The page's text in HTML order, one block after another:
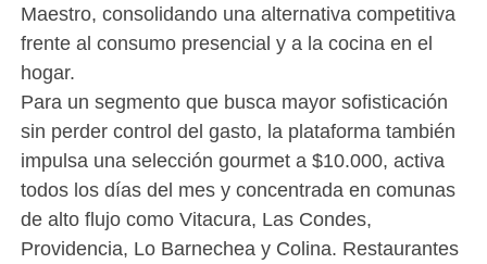
Maestro, consolidando una alternativa competitiva
frente al consumo presencial y a la cocina en el
hogar.
Para un segmento que busca mayor sofisticación
sin perder control del gasto, la plataforma también
impulsa una selección gourmet a $10.000, activa
todos los días del mes y concentrada en comunas
de alto flujo como Vitacura, Las Condes,
Providencia, Lo Barnechea y Colina. Restaurantes